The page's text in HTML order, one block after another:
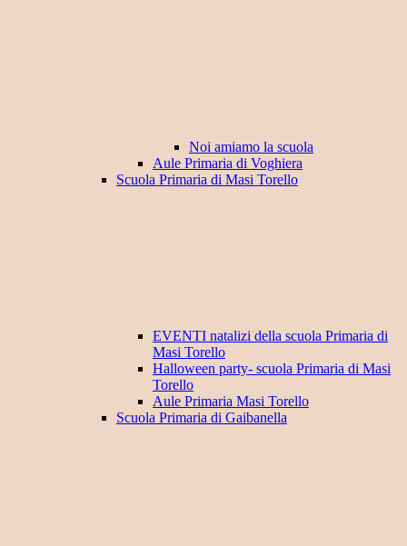
Noi amiamo la scuola
Aule Primaria di Voghiera
Scuola Primaria di Masi Torello
EVENTI natalizi della scuola Primaria di
Masi Torello
Halloween party- scuola Primaria di Masi
Torello
Aule Primaria Masi Torello
Scuola Primaria di Gaibanella